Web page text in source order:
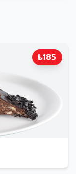
₺185